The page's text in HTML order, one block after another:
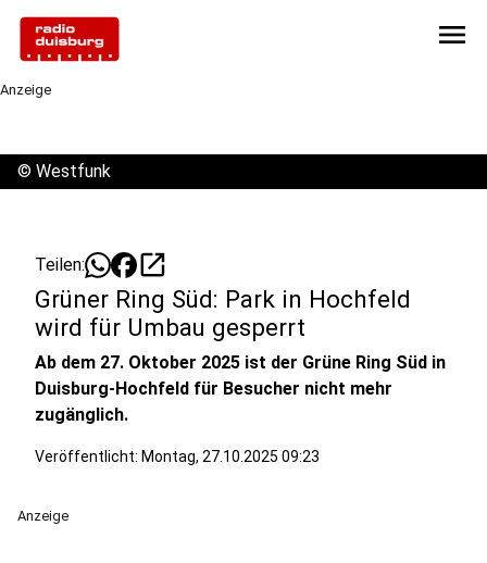
menu
Anzeige
© Westfunk
Teilen: open_in_new
Grüner Ring Süd: Park in Hochfeld
wird für Umbau gesperrt
Ab dem 27. Oktober 2025 ist der Grüne Ring Süd in
Duisburg-Hochfeld für Besucher nicht mehr
zugänglich.
Veröffentlicht: Montag, 27.10.2025 09:23
Anzeige